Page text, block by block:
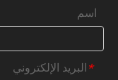
اسم
*البريد الإلكتروني